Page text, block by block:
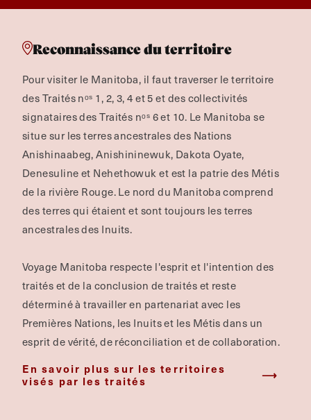
Reconnaissance du territoire
Pour visiter le Manitoba, il faut traverser le territoire
des Traités nᵒˢ 1, 2, 3, 4 et 5 et des collectivités
signataires des Traités nᵒˢ 6 et 10. Le Manitoba se
situe sur les terres ancestrales des Nations
Anishinaabeg, Anishininewuk, Dakota Oyate,
Denesuline et Nehethowuk et est la patrie des Métis
de la rivière Rouge.Le nord du Manitoba comprend
des terres qui étaient et sont toujours les terres
ancestrales des Inuits.
Voyage Manitoba respecte l'esprit et l'intention des
traités et de la conclusion de traités et reste
déterminé à travailler en partenariat avec les
Premières Nations, les Inuits et les Métis dans un
esprit de vérité, de réconciliation et de collaboration.
En savoir plus sur les territoires
visés par les traités